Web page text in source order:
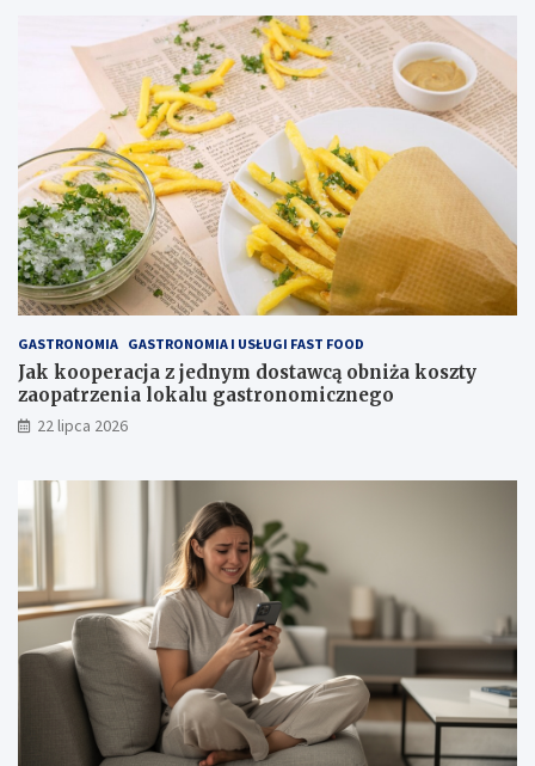
GASTRONOMIA GASTRONOMIA I USŁUGI FAST FOOD
Jak kooperacja z jednym dostawcą obniża koszty
zaopatrzenia lokalu gastronomicznego
22 lipca 2026